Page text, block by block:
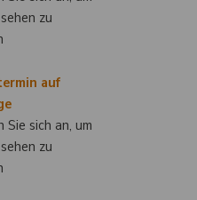
zu
auf
Sie sich an, um
zu